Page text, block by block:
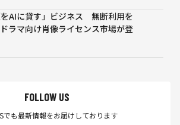
AIに貸す」ビジネス 無断利用を
ラマ向け肖像ライセンス市場が登
FOLLOW US
でも最新情報をお届けしております